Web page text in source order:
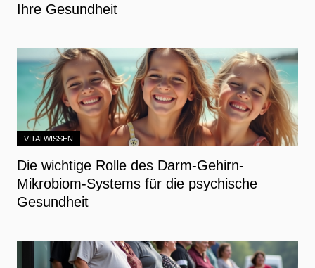
Ihre Gesundheit
VITALWISSEN
Die wichtige Rolle des Darm-Gehirn-
Mikrobiom-Systems für die psychische
Gesundheit